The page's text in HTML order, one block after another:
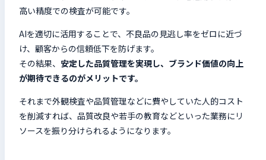
高い精度での検査が可能です。
AIを適切に活用することで、不良品の見逃し率をゼロに近づ
け、顧客からの信頼低下を防げます。
その結果、 安定した品質管理を実現し、ブランド価値の向上
が期待できるのがメリットです。
それまで外観検査や品質管理などに費やしていた人的コスト
を削減すれば、品質改良や若手の教育などといった業務にリ
ソースを振り分けられるようになります。